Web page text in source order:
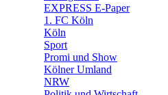
EXPRESS E-Paper
1. FC Köln
Köln
Sport
Promi und Show
Kölner Umland
NRW